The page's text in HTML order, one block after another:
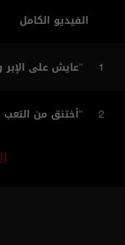
الفيديو الكامل
1 "عايش على الإبر
2 "أختنق من